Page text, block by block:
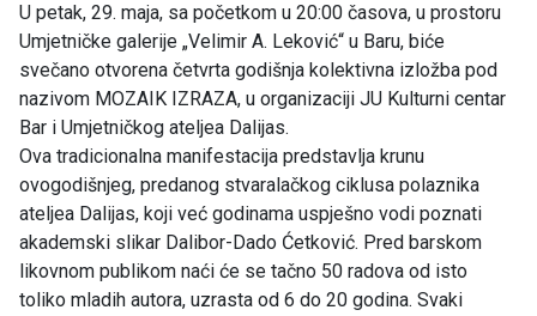
U petak, 29. maja, sa početkom u 20:00 časova, u prostoru
Umjetničke galerije „Velimir A. Leković“ u Baru, biće
svečano otvorena četvrta godišnja kolektivna izložba pod
nazivom MOZAIK IZRAZA, u organizaciji JU Kulturni centar
Bar i Umjetničkog ateljea Dalijas.
Ova tradicionalna manifestacija predstavlja krunu
ovogodišnjeg, predanog stvaralačkog ciklusa polaznika
ateljea Dalijas, koji već godinama uspješno vodi poznati
akademski slikar Dalibor-Dado Ćetković. Pred barskom
likovnom publikom naći će se tačno 50 radova od isto
toliko mladih autora, uzrasta od 6 do 20 godina. Svaki